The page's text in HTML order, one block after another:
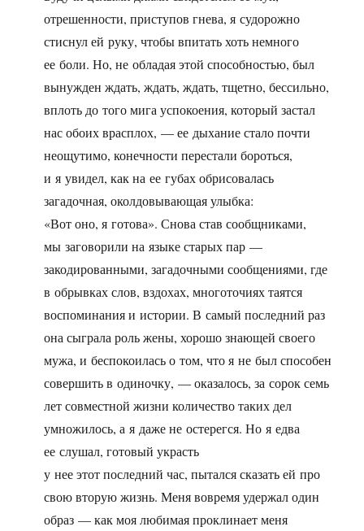
отрешенности, приступов гнева, я судорожно
стиснул ей руку, чтобы впитать хоть немного
ее боли. Но, не обладая этой способностью, был
вынужден ждать, ждать, ждать, тщетно, бессильно,
вплоть до того мига успокоения, который застал
нас обоих врасплох, — ее дыхание стало почти
неощутимо, конечности перестали бороться,
и я увидел, как на ее губах обрисовалась
загадочная, околдовывающая улыбка:
«Вот оно, я готова». Снова став сообщниками,
мы заговорили на языке старых пар —
закодированными, загадочными сообщениями, где
в обрывках слов, вздохах, многоточиях таятся
воспоминания и истории. В самый последний раз
она сыграла роль жены, хорошо знающей своего
мужа, и беспокоилась о том, что я не был способен
совершить в одиночку, — оказалось, за сорок семь
лет совместной жизни количество таких дел
умножилось, а я даже не остерегся. Но я едва
ее слушал, готовый украсть
у нее этот последний час, пытался сказать ей про
свою вторую жизнь. Меня вовремя удержал один
образ — как моя любимая проклинает меня